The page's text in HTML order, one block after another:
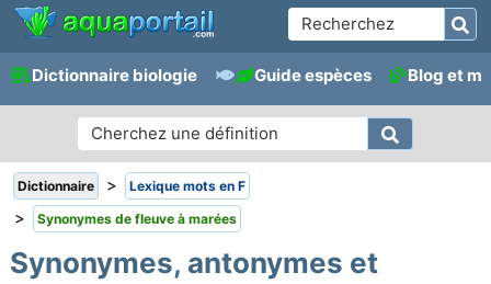
Dictionnaire biologie Guide espèces Blog et
Dictionnaire > Lexique mots en F
> Synonymes de fleuve à marées
Synonymes, antonymes et